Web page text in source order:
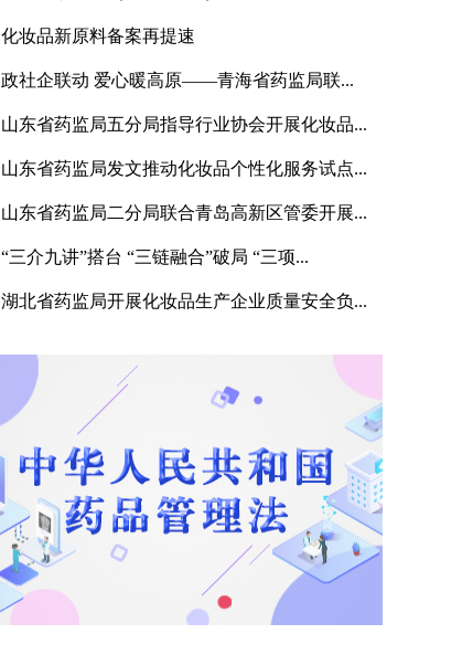
化妆品新原料备案再提速
政社企联动 爱心暖高原——青海省药监局联...
山东省药监局五分局指导行业协会开展化妆品...
山东省药监局发文推动化妆品个性化服务试点...
山东省药监局二分局联合青岛高新区管委开展...
“三介九讲”搭台 “三链融合”破局 “三项...
湖北省药监局开展化妆品生产企业质量安全负...